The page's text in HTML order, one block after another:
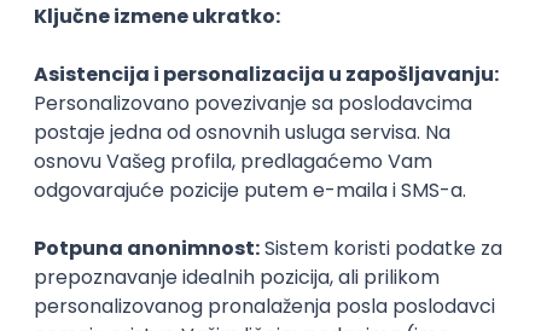
HRIS Business Analyst -
SuccessFactors Security & RBP
IGT D&B d.o.o.
Beograd
21.08.2026.
SoC Senior